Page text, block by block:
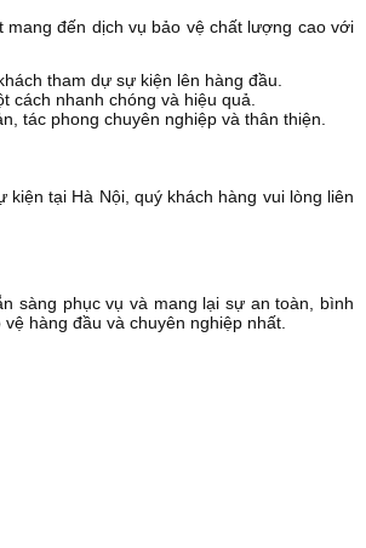
đến dịch vụ bảo vệ chất lượng cao với
tham dự sự kiện lên hàng đầu.
cách nhanh chóng và hiệu quả.
tác phong chuyên nghiệp và thân thiện.
tại Hà Nội, quý khách hàng vui lòng liên
sàng phục vụ và mang lại sự an toàn, bình
hàng đầu và chuyên nghiệp nhất.